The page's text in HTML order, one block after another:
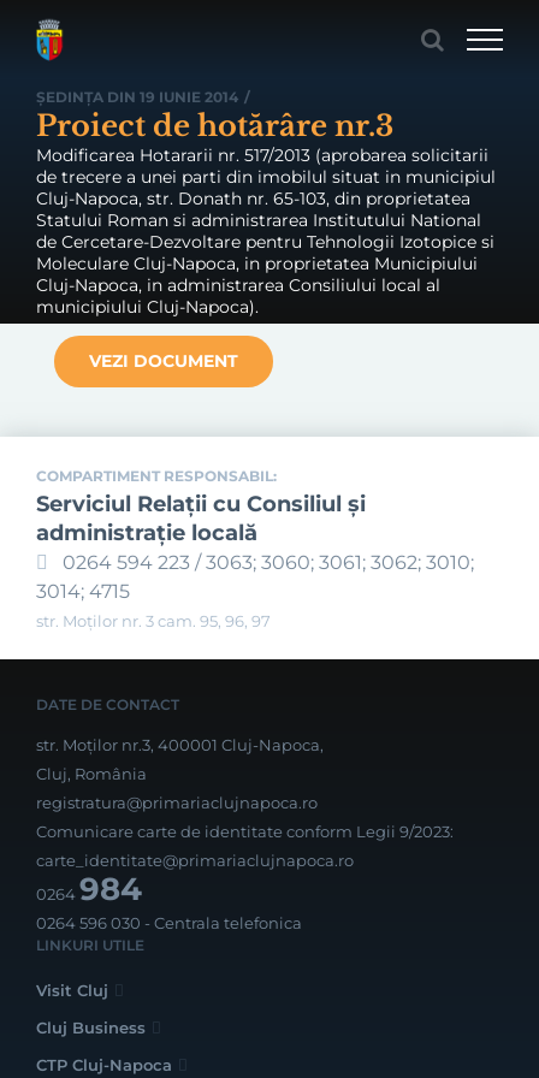
ȘEDINȚA DIN 19 IUNIE 2014 /
Proiect de hotărâre nr.3
Modificarea Hotararii nr. 517/2013 (aprobarea solicitarii
de trecere a unei parti din imobilul situat in municipiul
Cluj-Napoca, str. Donath nr. 65-103, din proprietatea
Statului Roman si administrarea Institutului National
de Cercetare-Dezvoltare pentru Tehnologii Izotopice si
Moleculare Cluj-Napoca, in proprietatea Municipiului
Cluj-Napoca, in administrarea Consiliului local al
municipiului Cluj-Napoca).
VEZI DOCUMENT
COMPARTIMENT RESPONSABIL:
Serviciul Relaţii cu Consiliul şi
administraţie locală
0264 594 223 / 3063; 3060; 3061; 3062; 3010;
3014; 4715
str. Moților nr. 3 cam. 95, 96, 97
DATE DE CONTACT
str. Moților nr.3, 400001 Cluj-Napoca,
Cluj, România
registratura@primariaclujnapoca.ro
Comunicare carte de identitate conform Legii 9/2023:
carte_identitate@primariaclujnapoca.ro
0264984
0264 596 030 - Centrala telefonica
LINKURI UTILE
Visit Cluj
Cluj Business
CTP Cluj-Napoca